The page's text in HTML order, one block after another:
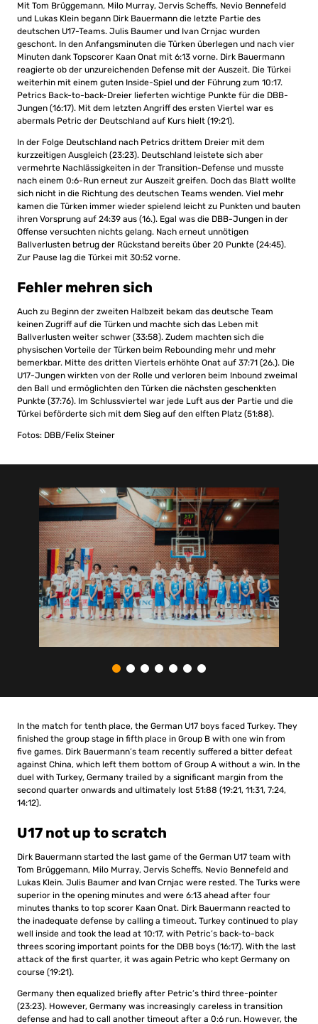
Mit Tom Brüggemann, Milo Murray, Jervis Scheffs, Nevio Bennefeld
und Lukas Klein begann Dirk Bauermann die letzte Partie des
deutschen U17-Teams. Julis Baumer und Ivan Crnjac wurden
geschont. In den Anfangsminuten die Türken überlegen und nach vier
Minuten dank Topscorer Kaan Onat mit 6:13 vorne. Dirk Bauermann
reagierte ob der unzureichenden Defense mit der Auszeit. Die Türkei
weiterhin mit einem guten Inside-Spiel und der Führung zum 10:17.
Petrics Back-to-back-Dreier lieferten wichtige Punkte für die DBB-
Jungen (16:17). Mit dem letzten Angriff des ersten Viertel war es
abermals Petric der Deutschland auf Kurs hielt (19:21).
In der Folge Deutschland nach Petrics drittem Dreier mit dem
kurzzeitigen Ausgleich (23:23). Deutschland leistete sich aber
vermehrte Nachlässigkeiten in der Transition-Defense und musste
nach einem 0:6-Run erneut zur Auszeit greifen. Doch das Blatt wollte
sich nicht in die Richtung des deutschen Teams wenden. Viel mehr
kamen die Türken immer wieder spielend leicht zu Punkten und bauten
ihren Vorsprung auf 24:39 aus (16.). Egal was die DBB-Jungen in der
Offense versuchten nichts gelang. Nach erneut unnötigen
Ballverlusten betrug der Rückstand bereits über 20 Punkte (24:45).
Zur Pause lag die Türkei mit 30:52 vorne.
Fehler mehren sich
Auch zu Beginn der zweiten Halbzeit bekam das deutsche Team
keinen Zugriff auf die Türken und machte sich das Leben mit
Ballverlusten weiter schwer (33:58). Zudem machten sich die
physischen Vorteile der Türken beim Rebounding mehr und mehr
bemerkbar. Mitte des dritten Viertels erhöhte Onat auf 37:71 (26.). Die
U17-Jungen wirkten von der Rolle und verloren beim Inbound zweimal
den Ball und ermöglichten den Türken die nächsten geschenkten
Punkte (37:76). Im Schlussviertel war jede Luft aus der Partie und die
Türkei beförderte sich mit dem Sieg auf den elften Platz (51:88).
Fotos: DBB/Felix Steiner
In the match for tenth place, the German U17 boys faced Turkey. They
finished the group stage in fifth place in Group B with one win from
five games. Dirk Bauermann’s team recently suffered a bitter defeat
against China, which left them bottom of Group A without a win. In the
duel with Turkey, Germany trailed by a significant margin from the
second quarter onwards and ultimately lost 51:88 (19:21, 11:31, 7:24,
14:12).
U17 not up to scratch
Dirk Bauermann started the last game of the German U17 team with
Tom Brüggemann, Milo Murray, Jervis Scheffs, Nevio Bennefeld and
Lukas Klein. Julis Baumer and Ivan Crnjac were rested. The Turks were
superior in the opening minutes and were 6:13 ahead after four
minutes thanks to top scorer Kaan Onat. Dirk Bauermann reacted to
the inadequate defense by calling a timeout. Turkey continued to play
well inside and took the lead at 10:17, with Petric’s back-to-back
threes scoring important points for the DBB boys (16:17). With the last
attack of the first quarter, it was again Petric who kept Germany on
course (19:21).
Germany then equalized briefly after Petric’s third three-pointer
(23:23). However, Germany was increasingly careless in transition
defense and had to call another timeout after a 0:6 run. However, the